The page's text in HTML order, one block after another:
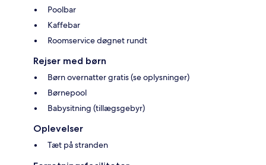
Poolbar
Kaffebar
Roomservice døgnet rundt
Rejser med børn
Børn overnatter gratis (se oplysninger)
Børnepool
Babysitning (tillægsgebyr)
Oplevelser
Tæt på stranden